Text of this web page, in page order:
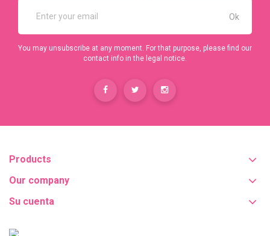
You may unsubscribe at any moment. For that purpose, please find our
contact info in the legal notice.
Products
Our company
Su cuenta